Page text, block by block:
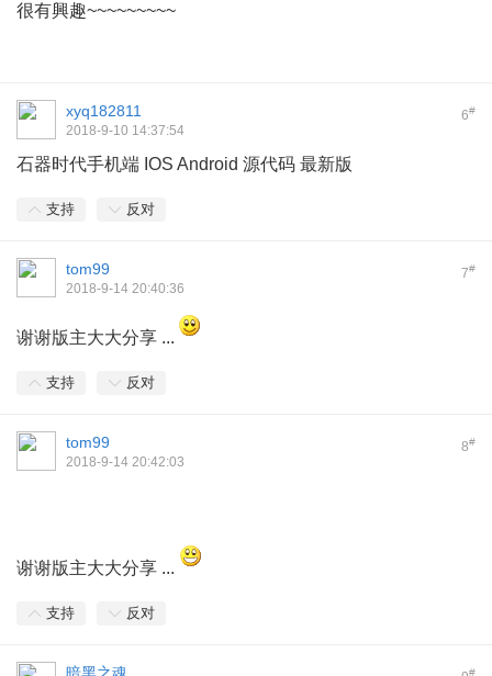
很有興趣~~~~~~~~~
6#
xyq182811
2018-9-10 14:37:54
石器时代手机端 IOS Android 源代码 最新版
支持 反对
7#
tom99
2018-9-14 20:40:36
谢谢版主大大分享 ...
支持 反对
8#
tom99
2018-9-14 20:42:03
谢谢版主大大分享 ...
支持 反对
#